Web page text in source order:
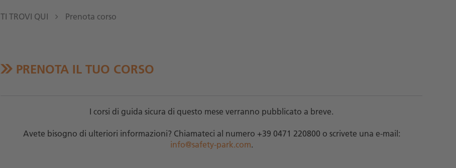
TI TROVI QUI Prenota corso
PRENOTA IL TUO CORSO
I corsi di guida sicura di questo mese verranno pubblicato a breve.
Avete bisogno di ulteriori informazioni? Chiamateci al numero +39 0471 220800 o scrivete una e-mail:
info@safety-park.com.